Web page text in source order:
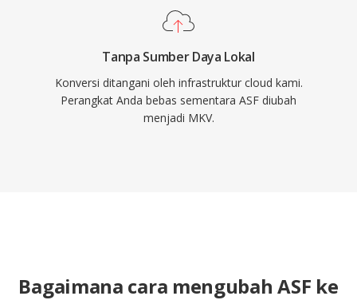
Tanpa Sumber Daya Lokal
Konversi ditangani oleh infrastruktur cloud kami.
Perangkat Anda bebas sementara ASF diubah
menjadi MKV.
Bagaimana cara mengubah ASF ke